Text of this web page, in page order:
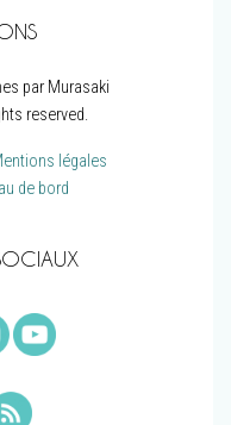
par Murasaki
reserved.
légales
de bord